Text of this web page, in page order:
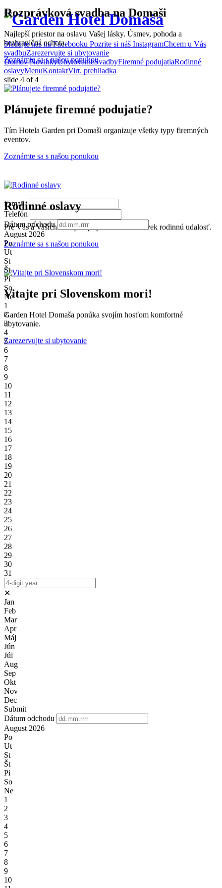
Sledujte nás na Facebooku Pozrite si náš InstagramChcem u Vás
svadbuZarezervujte si ubytovanie
Domov NovinkyUbytovanieSvadbyFiremné podujatiaRodinné
oslavyMenuKontaktVirt. prehliadka
slide 4 of 4
Rozprávková svadba na Domaši
Najlepší priestor na oslavu Vašej lásky. Úsmev, pohoda a
bezhraničná ochota.
Zoznámte sa s našou ponukou
Plánujete firemné podujatie?
Tím Hotela Garden pri Domaši organizuje všetky typy firemných
eventov.
Zoznámte sa s našou ponukou
Rodinné oslavy
Pre Vás a Vašich blízkych pripravíme akúkoľvek rodinnú udalosť.
Zoznámte sa s našou ponukou
Vitajte pri Slovenskom mori!
Garden Hotel Domaša ponúka svojím hosťom komfortné
ubytovanie.
Zarezervujte si ubytovanie
E-mail
Telefón
Dátum príchodu
August 2026
Po
Ut
St
Št
Pi
So
Ne
1
2
3
4
5
6
7
8
9
10
11
12
13
14
15
16
17
18
19
20
21
22
23
24
25
26
27
28
29
30
31
✕
Jan
Feb
Mar
Apr
Máj
Jún
Júl
Aug
Sep
Okt
Nov
Dec
Submit
Dátum odchodu
August 2026
Po
Ut
St
Št
Pi
So
Ne
1
2
3
4
5
6
7
8
9
10